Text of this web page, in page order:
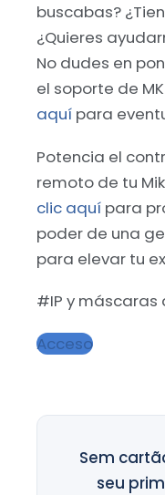
buscabas?
¿Quieres
No dudes en
el soporte de
aquí para
Potencia el
remoto de tu
clic aquí para
poder de una
para elevar tu
#IP y máscaras
Acceso
Sem
seu